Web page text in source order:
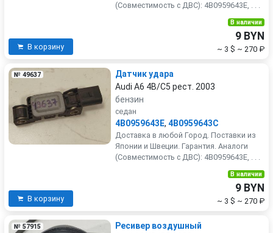
(Совместимость с ДВС): 4B0959643E, . . .
В корзину
В наличии
9 BYN
~ 3 $ ~ 270 ₽
№ 49637
Датчик удара
Audi A6 4B/C5 рест. 2003
бензин
седан
4B0959643E, 4B0959643C
Доставка в любой Город. Поставки из
Японии и Швеции. Гарантия. Аналоги
(Совместимость с ДВС): 4B0959643E, . . .
В корзину
В наличии
9 BYN
~ 3 $ ~ 270 ₽
№ 57915
Ресивер воздушный